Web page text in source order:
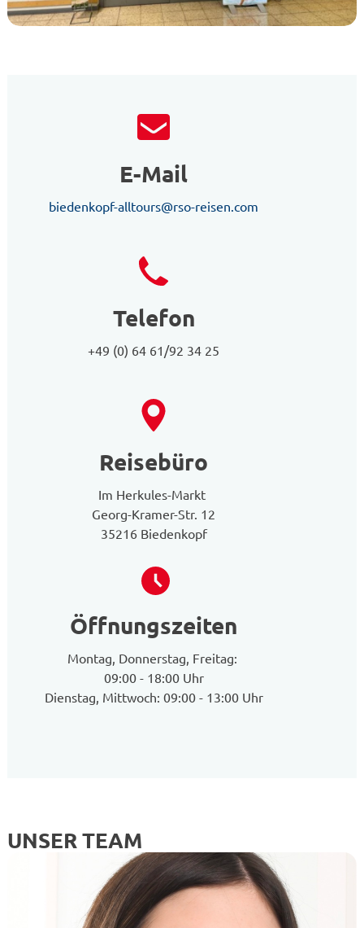
E-Mail
biedenkopf-alltours@rso-reisen.com
Telefon
+49 (0) 64 61/92 34 25
Reisebüro
Im Herkules-Markt
Georg-Kramer-Str. 12
35216 Biedenkopf
Öffnungszeiten
Montag, Donnerstag, Freitag:
09:00 - 18:00 Uhr
Dienstag, Mittwoch: 09:00 - 13:00 Uhr
UNSER TEAM